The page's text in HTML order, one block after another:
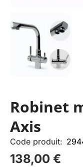
Robinet
Axis
Code produit:
138,00 €